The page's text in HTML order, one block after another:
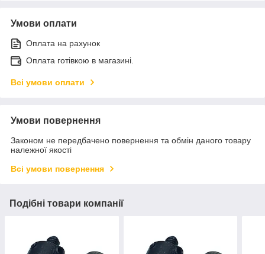
Умови оплати
Оплата на рахунок
Оплата готівкою в магазині.
Всі умови оплати
Умови повернення
Законом не передбачено повернення та обмін даного товару
належної якості
Всі умови повернення
Подібні товари компанії